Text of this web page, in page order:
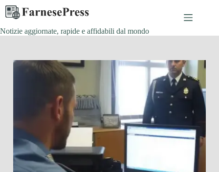
Salta
contenuto
Notizie aggiornate, rapide e affidabili dal mondo